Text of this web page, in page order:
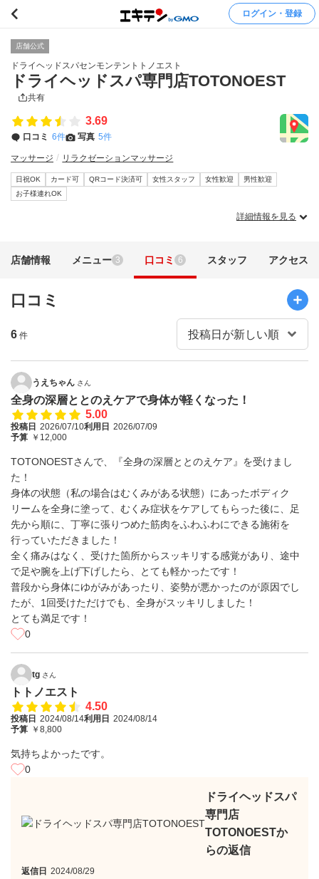
ログイン・登録
店舗公式
ドライヘッドスパセンモンテントトノエスト
ドライヘッドスパ専門店TOTONOEST
共有
3.69
口コミ 6件 写真 5件
マッサージ リラクゼーションマッサージ
日祝OK カード可 QRコード決済可 女性スタッフ 女性歓迎
男性歓迎
お子様連れOK
詳細情報を見る
店舗情報 メニュー 3 口コミ 6 スタッフ アクセス
口コミ
6 件
うえちゃん さん
全身の深層ととのえケアで身体が軽くなった！
5.00
投稿日 2026/07/10利用日 2026/07/09
予算 ￥12,000
TOTONOESTさんで、『全身の深層ととのえケア』を受けまし
た！
身体の状態（私の場合はむくみがある状態）にあったボディク
リームを全身に塗って、むくみ症状をケアしてもらった後に、足
先から順に、丁寧に張りつめた筋肉をふわふわにできる施術を
行っていただきました！
全く痛みはなく、受けた箇所からスッキリする感覚があり、途中
で足や腕を上げ下げしたら、とても軽かったです！
普段から身体にゆがみがあったり、姿勢が悪かったのが原因でし
たが、1回受けただけでも、全身がスッキリしました！
とても満足です！
0
tg さん
トトノエスト
4.50
投稿日 2024/08/14利用日 2024/08/14
予算 ￥8,800
気持ちよかったです。
0
ドライヘッドスパ
専門店
TOTONOESTか
らの返信
返信日 2024/08/29